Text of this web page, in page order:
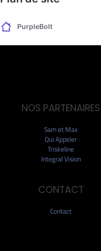
NOS PARTENAIRES
Sam et Max
Qui Appeler
Triskeline
Integral Vision
CONTACT
Contact